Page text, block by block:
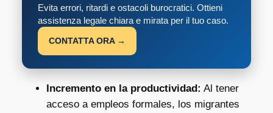
Evita errori, ritardi e ostacoli burocratici. Ottieni
assistenza legale chiara e mirata per il tuo caso.
CONTATTA ORA →
Incremento en la productividad: Al tener
acceso a empleos formales, los migrantes